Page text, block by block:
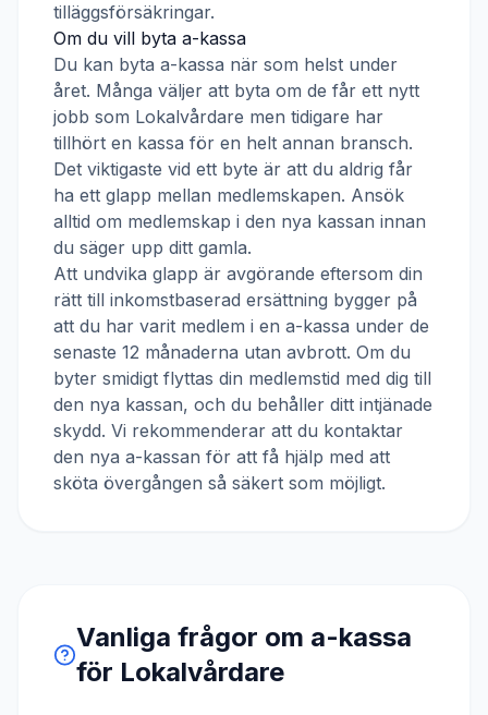
tilläggsförsäkringar.
Om du vill byta a-kassa
Du kan byta a-kassa när som helst under
året. Många väljer att byta om de får ett nytt
jobb som Lokalvårdare men tidigare har
tillhört en kassa för en helt annan bransch.
Det viktigaste vid ett byte är att du aldrig får
ha ett glapp mellan medlemskapen. Ansök
alltid om medlemskap i den nya kassan innan
du säger upp ditt gamla.
Att undvika glapp är avgörande eftersom din
rätt till inkomstbaserad ersättning bygger på
att du har varit medlem i en a-kassa under de
senaste 12 månaderna utan avbrott. Om du
byter smidigt flyttas din medlemstid med dig till
den nya kassan, och du behåller ditt intjänade
skydd. Vi rekommenderar att du kontaktar
den nya a-kassan för att få hjälp med att
sköta övergången så säkert som möjligt.
Vanliga frågor om a-kassa
för Lokalvårdare